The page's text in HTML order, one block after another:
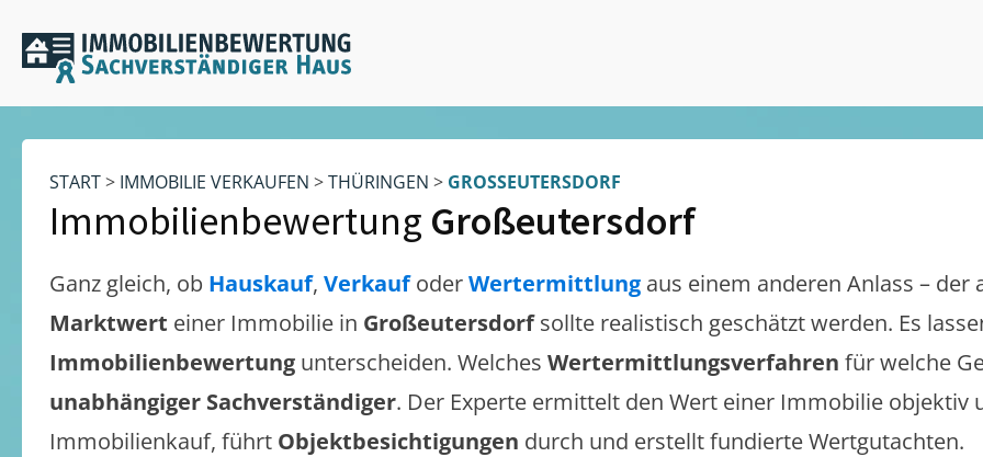
START> IMMOBILIE VERKAUFEN >THÜRINGEN > GROSSEUTERSDORF
Immobilienbewertung Großeutersdorf
Ganz gleich, ob Hauskauf, VerkaufoderWertermittlung aus einem anderen Anlass – der
Marktwert einer Immobilie in Großeutersdorf sollte realistisch geschätzt werden. Es
Immobilienbewertung unterscheiden. Welches Wertermittlungsverfahren für welche
unabhängiger Sachverständiger. Der Experte ermittelt den Wert einer Immobilie objektiv
Immobilienkauf, führt Objektbesichtigungen durch und erstellt fundierte Wertgutachten.